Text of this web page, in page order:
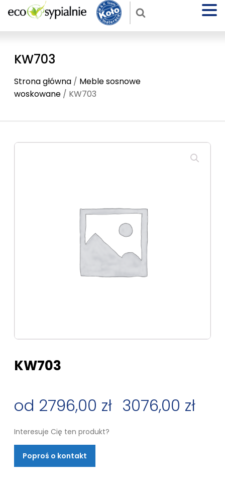
KW703
Strona główna / Meble sosnowe
woskowane / KW703
KW703
2796,00 zł 3076,00 zł
Zakres
cen:
od
Interesuje Cię ten produkt?
Poproś o kontakt